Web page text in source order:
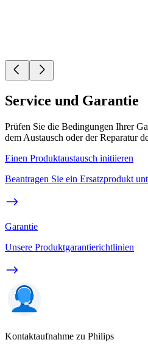
Service und Garantie
Prüfen Sie die Bedingungen Ihrer
dem Austausch oder der Reparatur
Einen Produktaustausch initiieren
Beantragen Sie ein Ersatzprodukt
Garantie
Unsere Produktgarantierichtlinien
Kontaktaufnahme zu Philips